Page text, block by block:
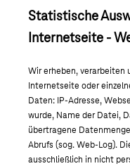
Statistische
Internetseite -
Wir erheben, verarbeiten
Internetseite oder
Daten: IP-Adresse,
wurde, Name der Datei,
übertragene
Abrufs (sog. Web-Log).
ausschließlich in nicht